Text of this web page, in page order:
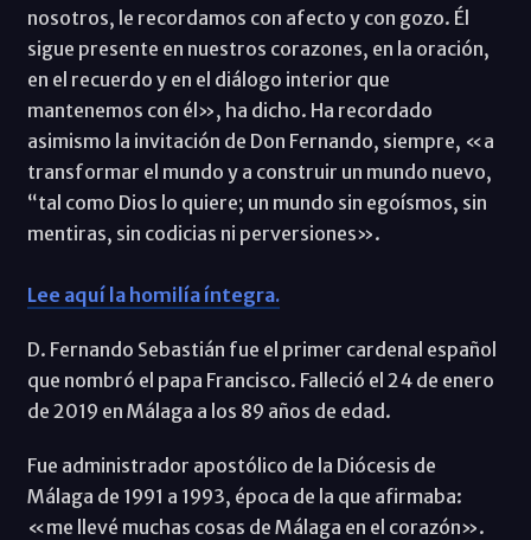
nosotros, le recordamos con afecto y con gozo. Él
sigue presente en nuestros corazones, en la oración,
en el recuerdo y en el diálogo interior que
mantenemos con él», ha dicho. Ha recordado
asimismo la invitación de Don Fernando, siempre, «a
transformar el mundo y a construir un mundo nuevo,
“tal como Dios lo quiere; un mundo sin egoísmos, sin
mentiras, sin codicias ni perversiones».
Lee aquí la homilía íntegra.
D. Fernando Sebastián fue el primer cardenal español
que nombró el papa Francisco. Falleció el 24 de enero
de 2019 en Málaga a los 89 años de edad.
Fue administrador apostólico de la Diócesis de
Málaga de 1991 a 1993, época de la que afirmaba:
«me llevé muchas cosas de Málaga en el corazón».